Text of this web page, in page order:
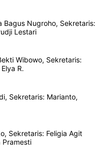
Bagus Nugroho, Sekretaris:
Lestari
Wibowo, Sekretaris:
R.
Sekretaris: Marianto,
Sekretaris: Feligia Agit
Pramesti